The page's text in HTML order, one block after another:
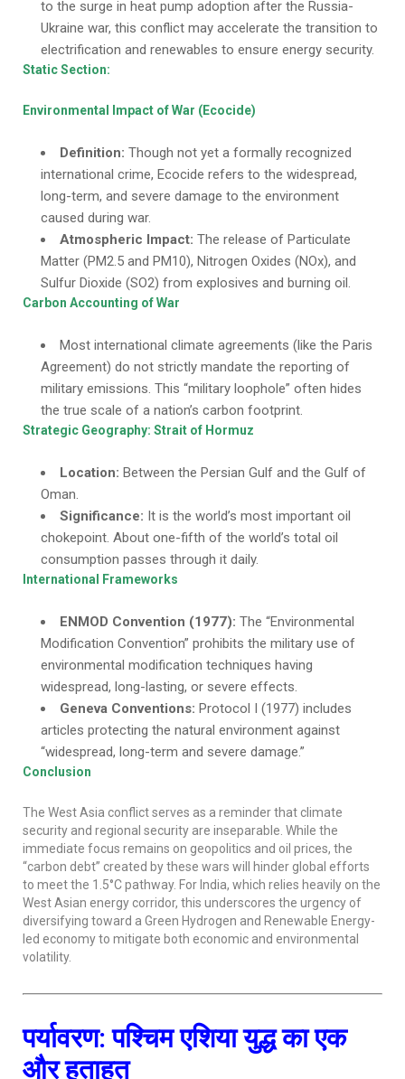
to the surge in heat pump adoption after the Russia-
Ukraine war, this conflict may accelerate the transition to
electrification and renewables to ensure energy security.
Static Section:
Environmental Impact of War (Ecocide)
Definition: Though not yet a formally recognized
international crime, Ecocide refers to the widespread,
long-term, and severe damage to the environment
caused during war.
Atmospheric Impact: The release of Particulate
Matter (PM2.5 and PM10), Nitrogen Oxides (NOx), and
Sulfur Dioxide (SO2) from explosives and burning oil.
Carbon Accounting of War
Most international climate agreements (like the Paris
Agreement) do not strictly mandate the reporting of
military emissions. This “military loophole” often hides
the true scale of a nation’s carbon footprint.
Strategic Geography: Strait of Hormuz
Location: Between the Persian Gulf and the Gulf of
Oman.
Significance: It is the world’s most important oil
chokepoint. About one-fifth of the world’s total oil
consumption passes through it daily.
International Frameworks
ENMOD Convention (1977): The “Environmental
Modification Convention” prohibits the military use of
environmental modification techniques having
widespread, long-lasting, or severe effects.
Geneva Conventions: Protocol I (1977) includes
articles protecting the natural environment against
“widespread, long-term and severe damage.”
Conclusion
The West Asia conflict serves as a reminder that climate
security and regional security are inseparable. While the
immediate focus remains on geopolitics and oil prices, the
“carbon debt” created by these wars will hinder global efforts
to meet the 1.5°C pathway. For India, which relies heavily on the
West Asian energy corridor, this underscores the urgency of
diversifying toward a Green Hydrogen and Renewable Energy-
led economy to mitigate both economic and environmental
volatility.
पर्यावरण: पश्चिम एशिया युद्ध का एक
और हताहत